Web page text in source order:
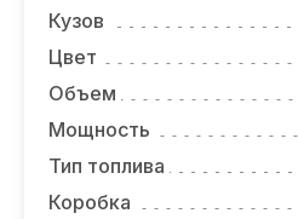
О КОМПАНИИ
КОНТАКТЫ
Кузов
Цвет
Объем
Мощность
Тип топлива
Коробка